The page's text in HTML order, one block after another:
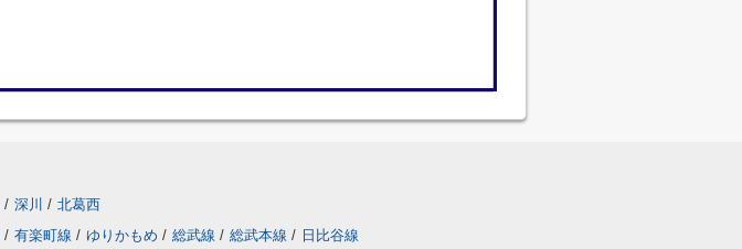
/ 深川 / 北葛西
/ 有楽町線 / ゆりかもめ / 総武線 / 総武本線 / 日比谷線